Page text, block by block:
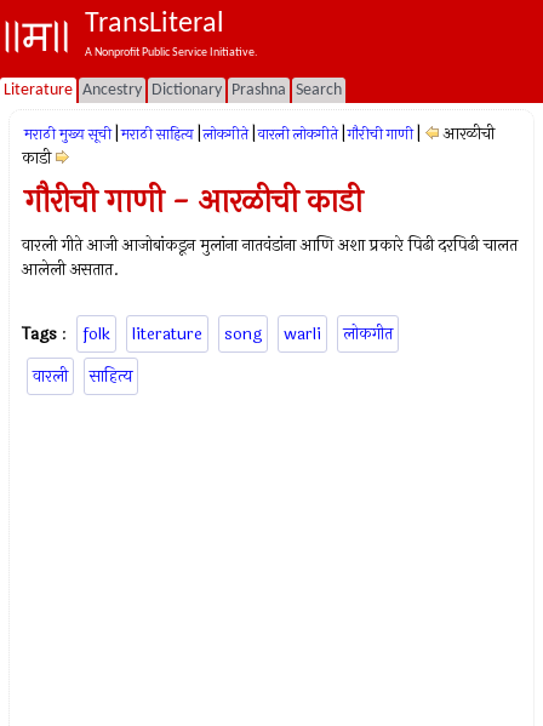
TransLiteral
A Nonprofit Public Service Initiative.
Literature Ancestry Dictionary Prashna Search
मराठी मुख्य सूची मराठी साहित्य लोकगीते वारली लोकगीते गौरीची गाणी
आरळीची
काडी
गौरीची गाणी - आरळीची काडी
वारली गीते आजी आजोबांकडून मुलांना नातवंडांना आणि अशा प्रकारे पिढी दरपिढी चालत
आलेली असतात.
Tags : folk literature song warli
लोकगीत
वारली
साहित्य